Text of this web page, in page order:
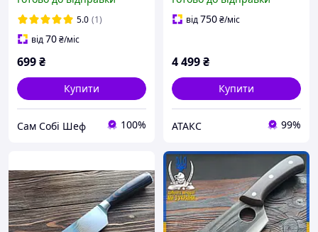
5.0 (1)
від70₴/міс
699₴
Купити
Сам Собі Шеф 100%
ніж, нержавіюча сталь
Sandvik 14C28N, довжина
від750₴/міс
4 499₴
Купити
АТАКС 99%